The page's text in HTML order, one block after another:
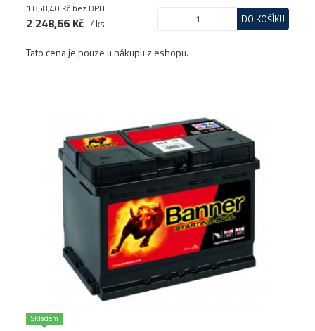
1 858,40 Kč bez DPH
2 248,66 Kč / ks DO KOŠÍKU
Tato cena je pouze u nákupu z eshopu.
Skladem